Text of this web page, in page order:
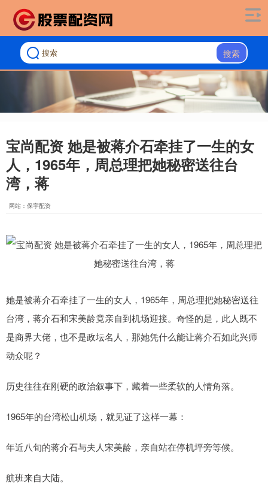
搜索
宝尚配资 她是被蒋介石牵挂了一生的女
人，1965年，周总理把她秘密送往台
湾，蒋
网站：保宇配资
她是被蒋介石牵挂了一生的女人，1965年，周总理把她秘密送往
台湾，蒋介石和宋美龄竟亲自到机场迎接。奇怪的是，此人既不
是商界大佬，也不是政坛名人，那她凭什么能让蒋介石如此兴师
动众呢？
历史往往在刚硬的政治叙事下，藏着一些柔软的人情角落。
1965年的台湾松山机场，就见证了这样一幕：
年近八旬的蒋介石与夫人宋美龄，亲自站在停机坪旁等候。
航班来自大陆。